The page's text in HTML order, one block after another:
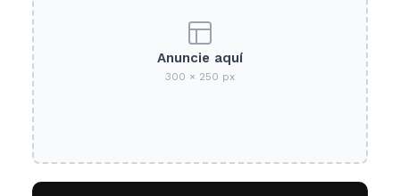
Anuncie aquí
300 × 250 px